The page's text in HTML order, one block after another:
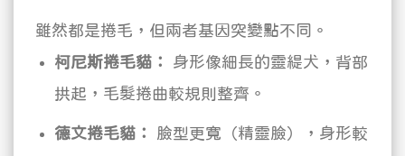
雖然都是捲毛，但兩者基因突變點不同。
柯尼斯捲毛貓：
身形像細長的靈緹犬，背部
拱起，毛髮捲曲較規則整齊。
德文捲毛貓：
臉型更寬（精靈臉），身形較